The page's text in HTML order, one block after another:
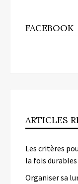
FACEBOOK
ARTICLES
Les critères
la fois
Organiser sa